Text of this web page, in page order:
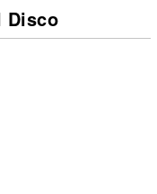
Disco